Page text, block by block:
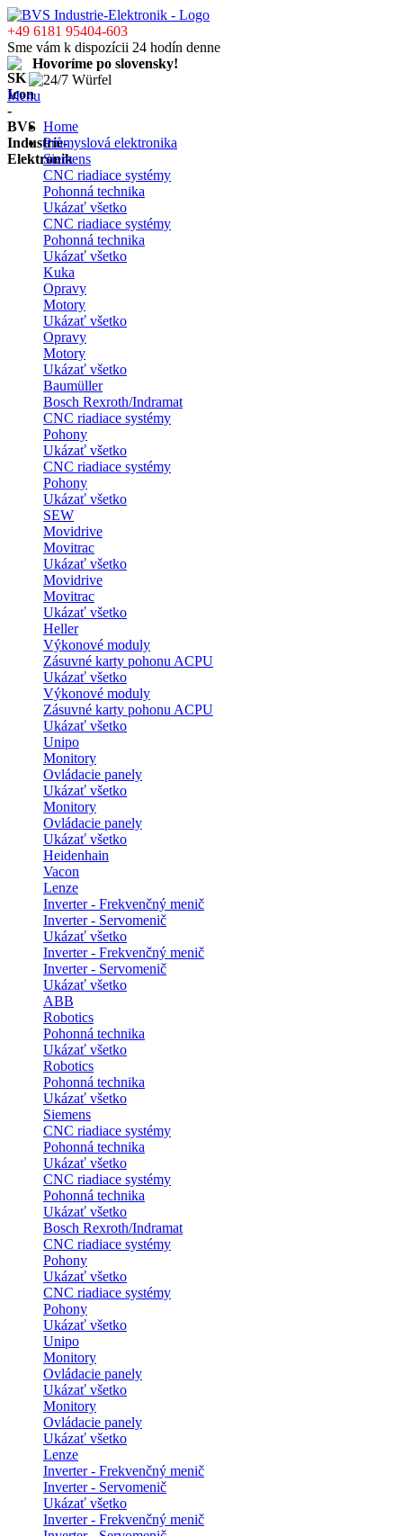
+49 6181 95404-603
Sme vám k dispozícii 24 hodín denne
Hovoríme po slovensky!
Menu
Home
Průmyslová elektronika
Siemens
CNC riadiace systémy
Pohonná technika
Ukázať všetko
CNC riadiace systémy
Pohonná technika
Ukázať všetko
Kuka
Opravy
Motory
Ukázať všetko
Opravy
Motory
Ukázať všetko
Baumüller
Bosch Rexroth/Indramat
CNC riadiace systémy
Pohony
Ukázať všetko
CNC riadiace systémy
Pohony
Ukázať všetko
SEW
Movidrive
Movitrac
Ukázať všetko
Movidrive
Movitrac
Ukázať všetko
Heller
Výkonové moduly
Zásuvné karty pohonu ACPU
Ukázať všetko
Výkonové moduly
Zásuvné karty pohonu ACPU
Ukázať všetko
Unipo
Monitory
Ovládacie panely
Ukázať všetko
Monitory
Ovládacie panely
Ukázať všetko
Heidenhain
Vacon
Lenze
Inverter - Frekvenčný menič
Inverter - Servomenič
Ukázať všetko
Inverter - Frekvenčný menič
Inverter - Servomenič
Ukázať všetko
ABB
Robotics
Pohonná technika
Ukázať všetko
Robotics
Pohonná technika
Ukázať všetko
Siemens
CNC riadiace systémy
Pohonná technika
Ukázať všetko
CNC riadiace systémy
Pohonná technika
Ukázať všetko
Bosch Rexroth/Indramat
CNC riadiace systémy
Pohony
Ukázať všetko
CNC riadiace systémy
Pohony
Ukázať všetko
Unipo
Monitory
Ovládacie panely
Ukázať všetko
Monitory
Ovládacie panely
Ukázať všetko
Lenze
Inverter - Frekvenčný menič
Inverter - Servomenič
Ukázať všetko
Inverter - Frekvenčný menič